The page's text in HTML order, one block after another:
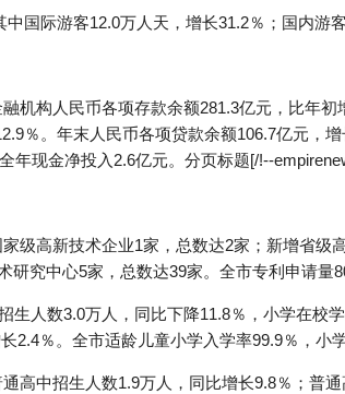
国际游客12.0万人天，增长31.2％；国内游
机构人民币各项存款余额281.3亿元，比年
％。年末人民币各项贷款余额106.7亿元，
现金净投入2.6亿元。分页标题[/!--
级高新技术企业1家，总数达2家；新增省
研究中心5家，总数达39家。全市专利申请量
生人数3.0万人，同比下降11.8％，小学在校
2.4％。全市适龄儿童小学入学率99.9％，小
高中招生人数1.9万人，同比增长9.8％；普